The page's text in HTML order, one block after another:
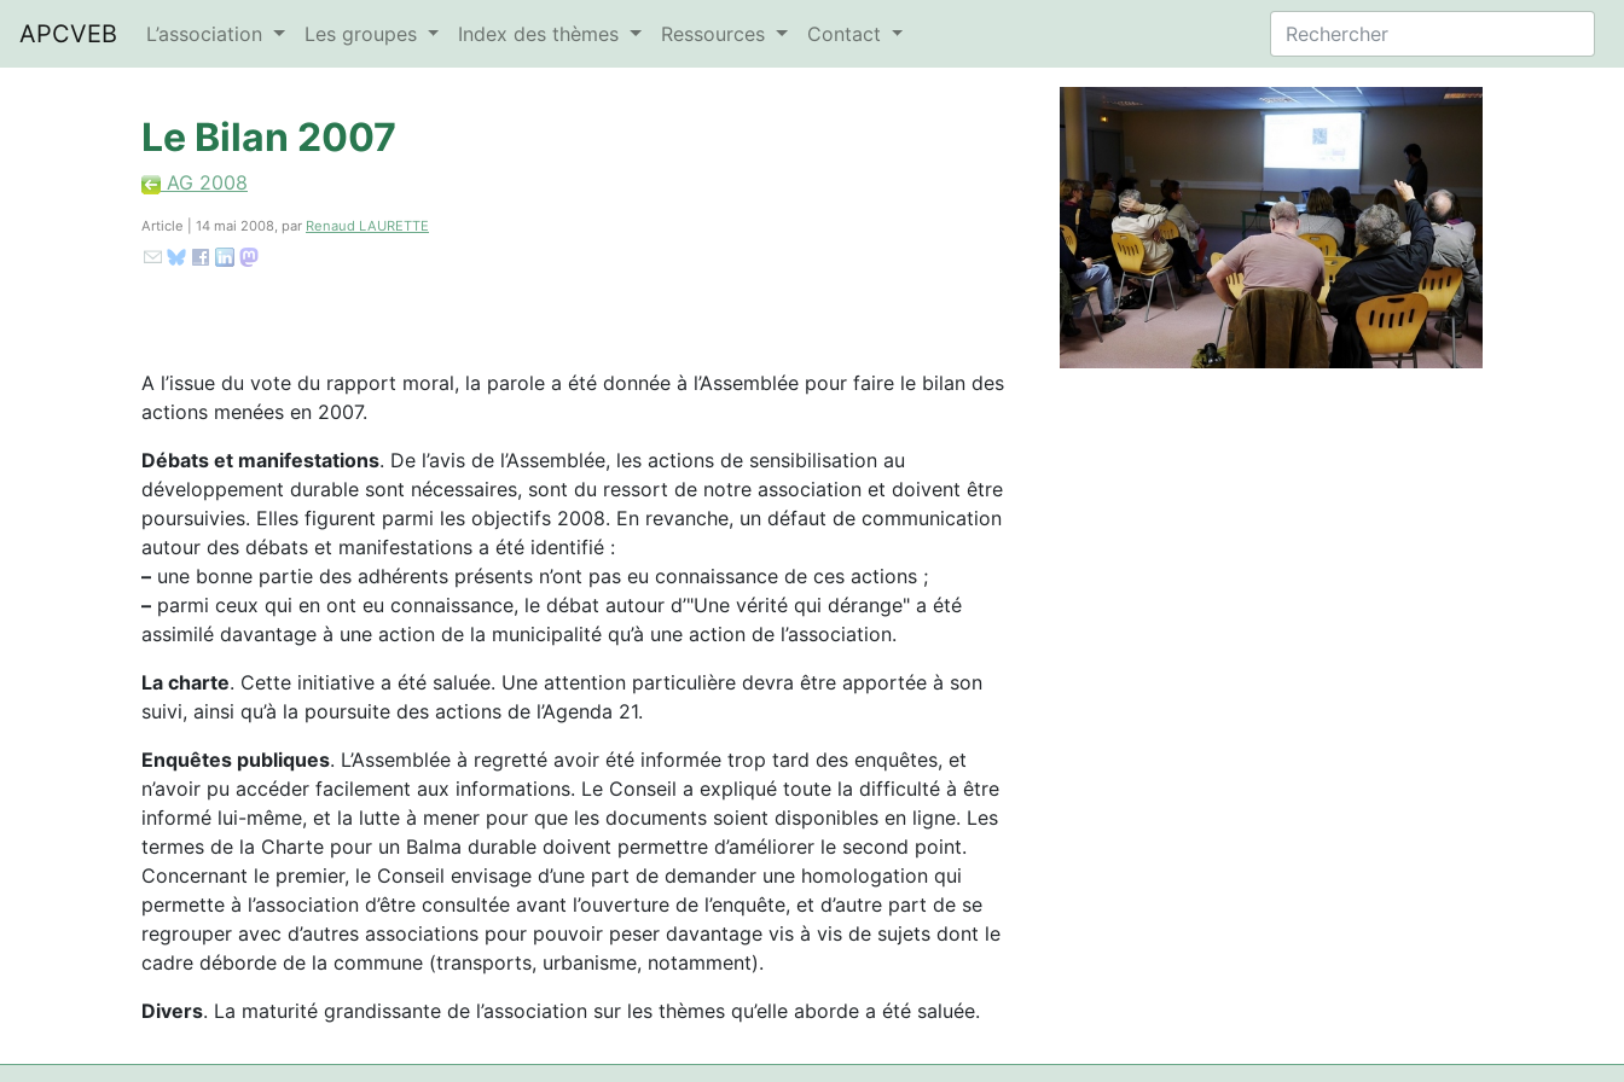
APCVEB L’association Les groupes Index des thèmes Ressources Contact
Le Bilan 2007
AG 2008
Article | 14 mai 2008, par Renaud LAURETTE
A l’issue du vote du rapport moral, la parole a été donnée à l’Assemblée pour faire le bilan des
actions menées en 2007.
Débats et manifestations. De l’avis de l’Assemblée, les actions de sensibilisation au
développement durable sont nécessaires, sont du ressort de notre association et doivent être
poursuivies. Elles figurent parmi les objectifs 2008. En revanche, un défaut de communication
autour des débats et manifestations a été identifié :
– une bonne partie des adhérents présents n’ont pas eu connaissance de ces actions ;
– parmi ceux qui en ont eu connaissance, le débat autour d’"Une vérité qui dérange" a été
assimilé davantage à une action de la municipalité qu’à une action de l’association.
La charte. Cette initiative a été saluée. Une attention particulière devra être apportée à son
suivi, ainsi qu’à la poursuite des actions de l’Agenda 21.
Enquêtes publiques. L’Assemblée à regretté avoir été informée trop tard des enquêtes, et
n’avoir pu accéder facilement aux informations. Le Conseil a expliqué toute la difficulté à être
informé lui-même, et la lutte à mener pour que les documents soient disponibles en ligne. Les
termes de la Charte pour un Balma durable doivent permettre d’améliorer le second point.
Concernant le premier, le Conseil envisage d’une part de demander une homologation qui
permette à l’association d’être consultée avant l’ouverture de l’enquête, et d’autre part de se
regrouper avec d’autres associations pour pouvoir peser davantage vis à vis de sujets dont le
cadre déborde de la commune (transports, urbanisme, notamment).
Divers. La maturité grandissante de l’association sur les thèmes qu’elle aborde a été saluée.